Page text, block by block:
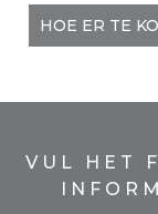
HOE ER TE
VUL HET